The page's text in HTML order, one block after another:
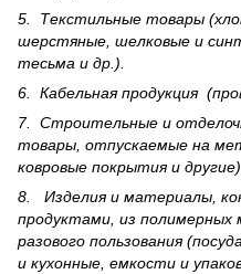
5. Текстильные товары
шерс­тя­ные, шелковые и
тесьма и др.).
6. Кабельная продукция
7. Строительные и
товары, отпускаемые на
ковровые покрытия и другие).
8. Изделия и материалы,
продуктами, из полимерных
разового пользования
и кухонные, емкости и